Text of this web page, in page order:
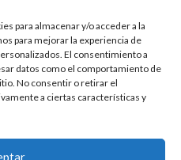
para almacenar y/o acceder a la
para mejorar la experiencia de
El consentimiento a
datos como el comportamiento de
No consentir o retirar el
a ciertas características y